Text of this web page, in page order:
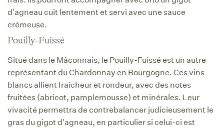
d'agneau cuit lentement et servi avec une sauce
crémeuse.
Pouilly-Fuissé
Situé dans le Mâconnais, le Pouilly-Fuissé est un autre
représentant du Chardonnay en Bourgogne. Ces vins
blancs allient fraîcheur et rondeur, avec des notes
fruitées (abricot, pamplemousse) et minérales. Leur
vivacité permettra de contrebalancer judicieusement le
gras du gigot d'agneau, en particulier si celui-ci est